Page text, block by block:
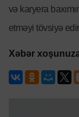
və karyera
etməyi tövsiyə
Xəbər